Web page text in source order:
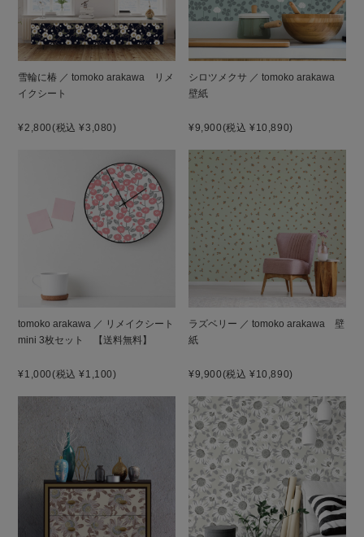
雪輪に椿 ／ tomoko arakawa リメ
イクシート
¥2,800(税込 ¥3,080)
シロツメクサ ／ tomoko arakawa
壁紙
¥9,900(税込 ¥10,890)
tomoko arakawa ／ リメイクシート
mini 3枚セット 【送料無料】
¥1,000(税込 ¥1,100)
ラズベリー ／ tomoko arakawa 壁
紙
¥9,900(税込 ¥10,890)